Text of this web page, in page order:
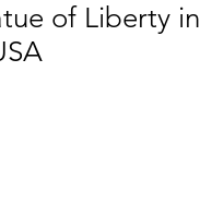
of Liberty in